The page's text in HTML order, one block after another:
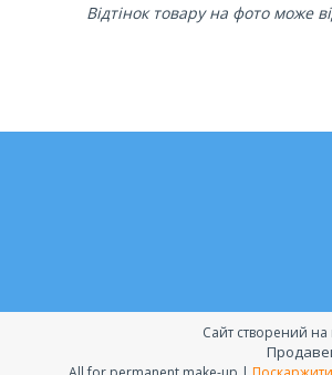
Відтінок товару на фото може
Сайт створений на